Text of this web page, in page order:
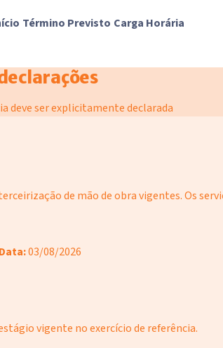
Término Previsto Carga Horária
deve ser explicitamente declarada
de mão de obra vigentes. Os
Data:03/08/2026
vigente no exercício de referência.